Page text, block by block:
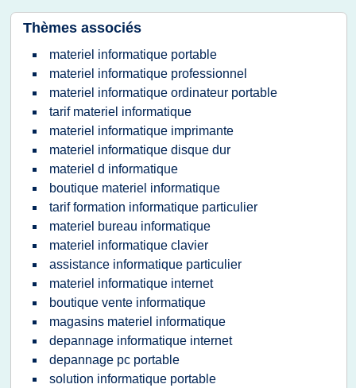
Thèmes associés
materiel informatique portable
materiel informatique professionnel
materiel informatique ordinateur portable
tarif materiel informatique
materiel informatique imprimante
materiel informatique disque dur
materiel d informatique
boutique materiel informatique
tarif formation informatique particulier
materiel bureau informatique
materiel informatique clavier
assistance informatique particulier
materiel informatique internet
boutique vente informatique
magasins materiel informatique
depannage informatique internet
depannage pc portable
solution informatique portable